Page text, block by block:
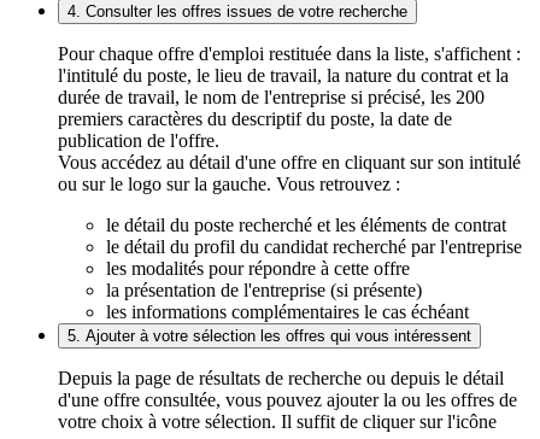
4. Consulter les offres issues de votre recherche
Pour chaque offre d'emploi restituée dans la liste, s'affichent :
l'intitulé du poste, le lieu de travail, la nature du contrat et la
durée de travail, le nom de l'entreprise si précisé, les 200
premiers caractères du descriptif du poste, la date de
publication de l'offre.
Vous accédez au détail d'une offre en cliquant sur son intitulé
ou sur le logo sur la gauche. Vous retrouvez :
le détail du poste recherché et les éléments de contrat
le détail du profil du candidat recherché par l'entreprise
les modalités pour répondre à cette offre
la présentation de l'entreprise (si présente)
les informations complémentaires le cas échéant
5. Ajouter à votre sélection les offres qui vous intéressent
Depuis la page de résultats de recherche ou depuis le détail
d'une offre consultée, vous pouvez ajouter la ou les offres de
votre choix à votre sélection. Il suffit de cliquer sur l'icône